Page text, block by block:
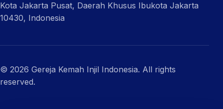
Kota Jakarta Pusat, Daerah Khusus Ibukota Jakarta
10430, Indonesia
© 2026 Gereja Kemah Injil Indonesia. All rights
reserved.